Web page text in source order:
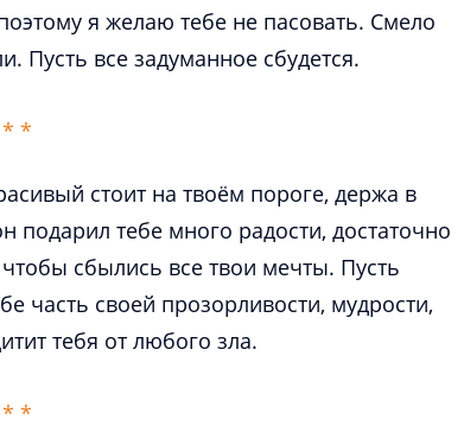
я желаю тебе не пасовать. Смело
стоит на твоём пороге, держа в
подарил тебе много радости, достаточно
сбылись все твои мечты. Пусть
часть своей прозорливости, мудрости,